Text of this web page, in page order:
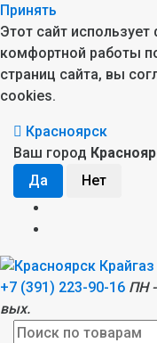
Принять
Этот сайт
комфортной работы
страниц сайта, вы
cookies.
Красноярск
Ваш город
+7 (391) 223-90-16 ПН
вых.